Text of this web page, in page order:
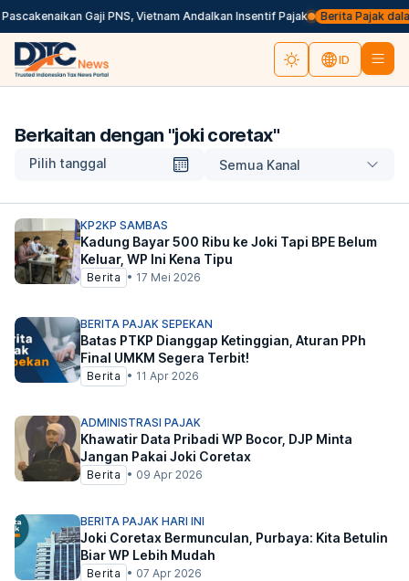
Gaji PNS, Vietnam Andalkan Insentif Pajak Berita Pajak
ID
Berkaitan dengan "joki coretax"
Pilih tanggal Semua Kanal
KP2KP SAMBAS
Kadung Bayar 500 Ribu ke Joki Tapi BPE Belum
Keluar, WP Ini Kena Tipu
Berita • 17 Mei 2026
BERITA PAJAK SEPEKAN
Batas PTKP Dianggap Ketinggian, Aturan PPh
Final UMKM Segera Terbit!
Berita • 11 Apr 2026
ADMINISTRASI PAJAK
Khawatir Data Pribadi WP Bocor, DJP Minta
Jangan Pakai Joki Coretax
Berita • 09 Apr 2026
BERITA PAJAK HARI INI
Joki Coretax Bermunculan, Purbaya: Kita Betulin
Biar WP Lebih Mudah
Berita • 07 Apr 2026